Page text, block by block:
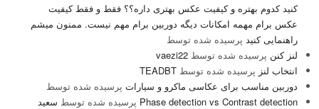
کنید کدوم بهتره و کیفیت عکس بهتری داره؟؟ فقط و فقط کیفیت
عکس برام مهمه امکانات دیگه دوربین برام مهم نیست. ممنون میشم
راهنمایی کنید پرسیده شده توسط
لنز کنن پرسیده شده توسط vaezi22
انتخاب لنز پرسیده شده توسط TEADBT
دوربین مناسب برای عکاسی ماکرو و سیارات پرسیده شده توسط
Phase detection vs Contrast detection پرسیده شده توسط سعید